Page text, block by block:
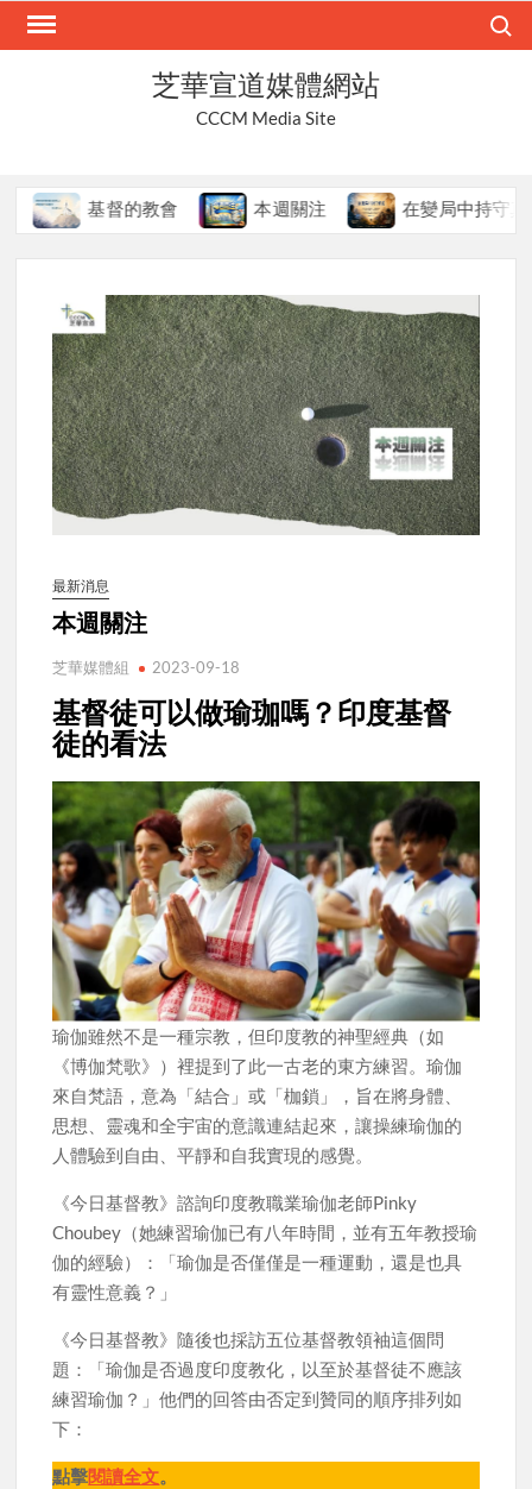
Skip
芝華宣道媒體網站
CCCM Media Site
基督的教會 本週關注 在變局中持守真道
最新消息
本週關注
芝華媒體組 2023-09-18
基督徒可以做瑜珈嗎？印度基督
徒的看法
瑜伽雖然不是一種宗教，但印度教的神聖經典（如
《博伽梵歌》）裡提到了此一古老的東方練習。瑜伽
來自梵語，意為「結合」或「枷鎖」，旨在將身體、
思想、靈魂和全宇宙的意識連結起來，讓操練瑜伽的
人體驗到自由、平靜和自我實現的感覺。
《今日基督教》諮詢印度教職業瑜伽老師Pinky
Choubey（她練習瑜伽已有八年時間，並有五年教授瑜
伽的經驗）：「瑜伽是否僅僅是一種運動，還是也具
有靈性意義？」
《今日基督教》隨後也採訪五位基督教領袖這個問
題：「瑜伽是否過度印度教化，以至於基督徒不應該
練習瑜伽？」他們的回答由否定到贊同的順序排列如
下：
點擊閱讀全文。